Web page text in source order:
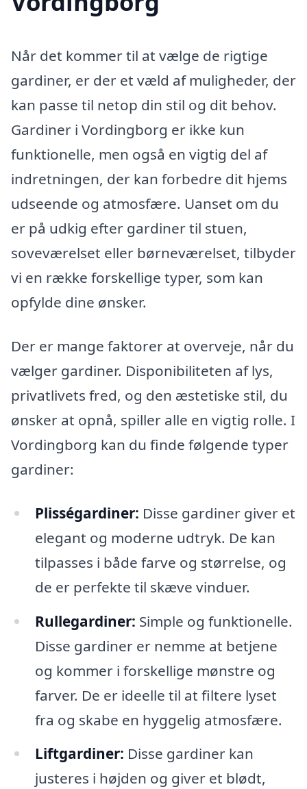
Når det kommer til at vælge de rigtige
gardiner, er der et væld af muligheder, der
kan passe til netop din stil og dit behov.
Gardiner i Vordingborg er ikke kun
funktionelle, men også en vigtig del af
indretningen, der kan forbedre dit hjems
udseende og atmosfære. Uanset om du
er på udkig efter gardiner til stuen,
soveværelset eller børneværelset, tilbyder
vi en række forskellige typer, som kan
opfylde dine ønsker.
Der er mange faktorer at overveje, når du
vælger gardiner. Disponibiliteten af lys,
privatlivets fred, og den æstetiske stil, du
ønsker at opnå, spiller alle en vigtig rolle. I
Vordingborg kan du finde følgende typer
gardiner:
Plisségardiner: Disse gardiner giver et
elegant og moderne udtryk. De kan
tilpasses i både farve og størrelse, og
de er perfekte til skæve vinduer.
Rullegardiner: Simple og funktionelle.
Disse gardiner er nemme at betjene
og kommer i forskellige mønstre og
farver. De er ideelle til at filtere lyset
fra og skabe en hyggelig atmosfære.
Liftgardiner: Disse gardiner kan
justeres i højden og giver et blødt,